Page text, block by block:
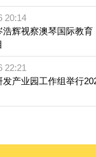
20:14
浩辉视察澳琴国际教育
22:21
发产业园工作组举行